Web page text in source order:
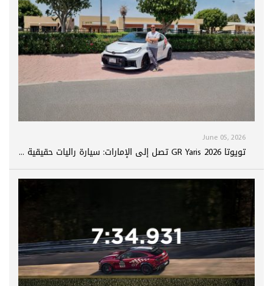
June 05, 2026
تويوتا GR Yaris 2026 تصل إلى الإمارات: سيارة راليات حقيقية ...